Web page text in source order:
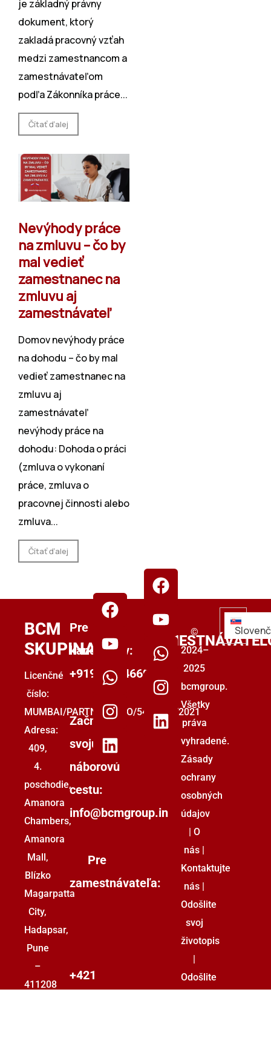
je základný právny
dokument, ktorý
zakladá pracovný vzťah
medzi zamestnancom a
zamestnávateľom
podľa Zákonníka práce...
Čítať ďalej
Nevýhody práce
na zmluvu – čo by
mal vedieť
zamestnanec na
zmluvu aj
zamestnávateľ
Domov nevýhody práce
na dohodu – čo by mal
vedieť zamestnanec na
zmluvu aj
zamestnávateľ
nevýhody práce na
dohodu: Dohoda o práci
(zmluva o vykonaní
práce, zmluva o
pracovnej činnosti alebo
zmluva...
Čítať ďalej
BCM
SKUPINA
Licenčné
číslo:
MUMBAI/PARTNERSTVO/5493853/2021
Adresa:
409,
4.
poschodie,
Amanora
Chambers,
Amanora
Mall,
Blízko
Magarpatta
City,
Hadapsar,
Pune
–
411208
Pre
kandidátov:
+919555446699
Začnite
svoju
náborovú
cestu:
info@bcmgroup.in
Pre
zamestnávateľa:
+421
PRE
©
2024–
2025
bcmgroup.
Všetky
práva
vyhradené.
Zásady
ochrany
osobných
údajov
| O
nás |
Kontaktujte
nás |
Odošlite
svoj
životopis
|
Odošlite